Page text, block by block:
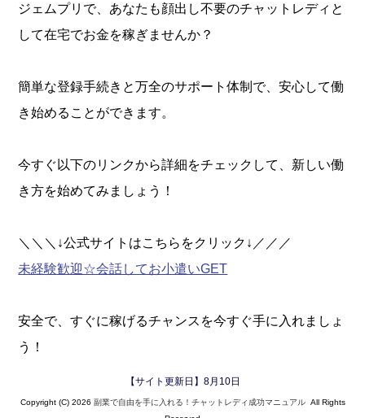
ジェムプリで、あなたも顔出し不要のチャットレディと
して在宅でお金を稼ぎませんか？
簡単な登録手続きと万全のサポート体制で、安心して働
き始めることができます。
今すぐ以下のリンクから詳細をチェックして、新しい働
き方を始めてみましょう！
＼＼＼↓公式サイトはこちらをクリック↓／／／
未経験歓迎☆会話してお小遣いGET
安全で、すぐに稼げるチャンスを今すぐ手に入れましょ
う！
【サイト更新日】 8月10日
Copyright (C) 2026 副業で自由を手に入れる！チャットレディ成功マニュアルAll Rights